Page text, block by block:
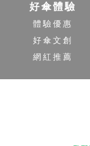
好傘體驗
體驗優惠
好傘文創
網紅推薦